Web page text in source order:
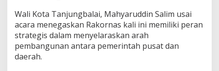
Wali Kota Tanjungbalai, Mahyaruddin Salim usai
acara menegaskan Rakornas kali ini memiliki peran
strategis dalam menyelaraskan arah
pembangunan antara pemerintah pusat dan
daerah.